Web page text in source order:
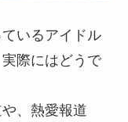
いるアイドル
際にはどうで
、熱愛報道